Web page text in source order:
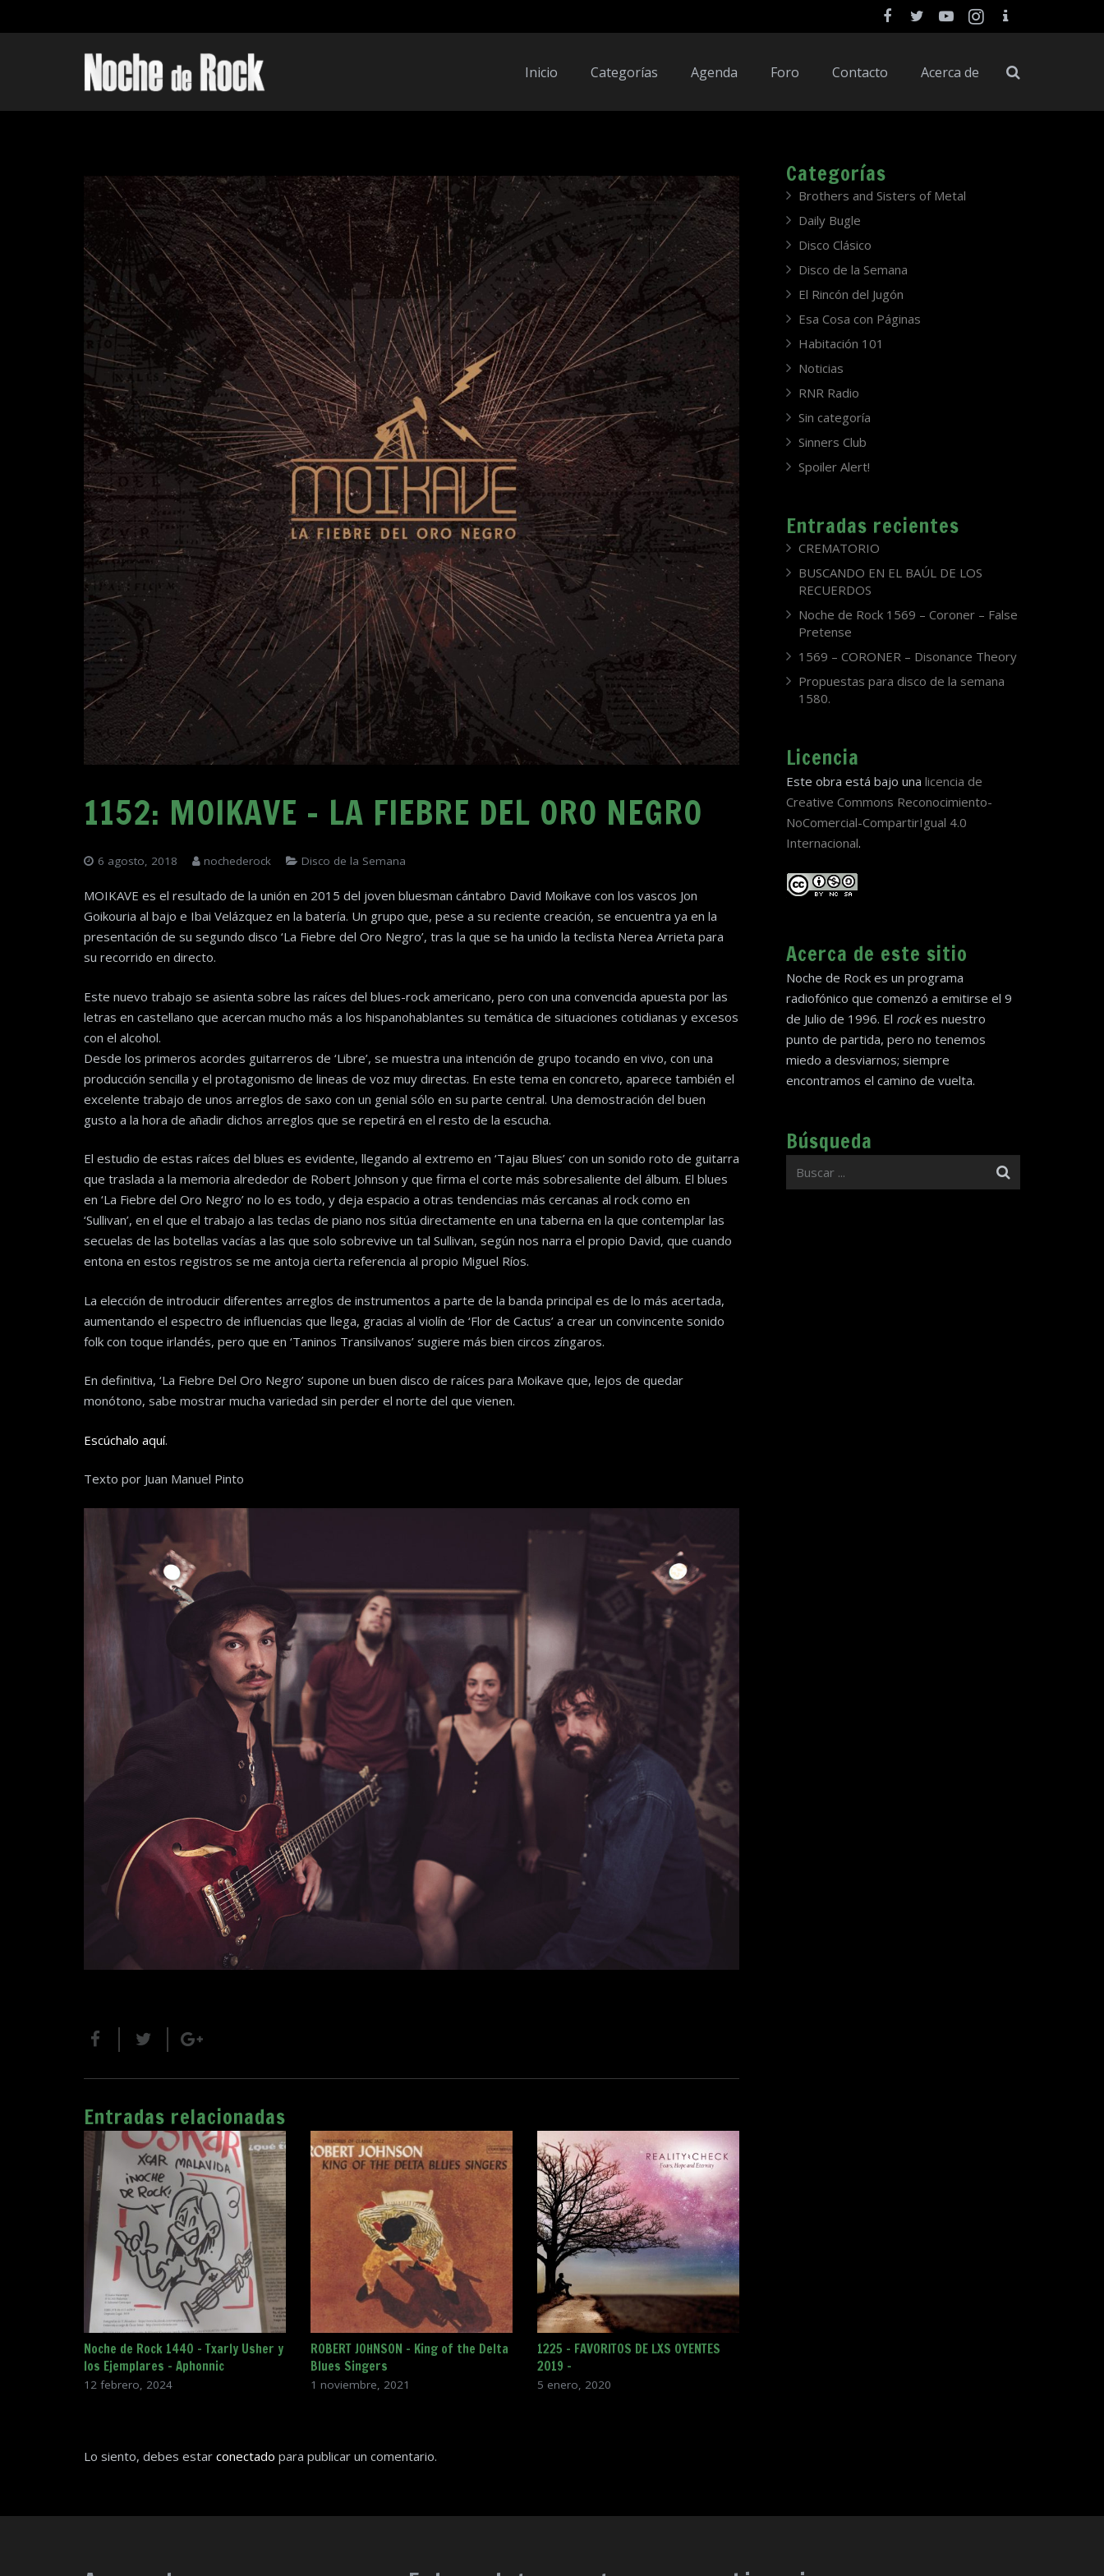
Inicio Categorías Agenda Foro Contacto Acerca de
1152: MOIKAVE – LA FIEBRE DEL ORO NEGRO
6 agosto, 2018 nochederock Disco de la Semana
MOIKAVE es el resultado de la unión en 2015 del joven bluesman cántabro David Moikave con los vascos Jon
Goikouria al bajo e Ibai Velázquez en la batería. Un grupo que, pese a su reciente creación, se encuentra ya en la
presentación de su segundo disco ‘La Fiebre del Oro Negro’, tras la que se ha unido la teclista Nerea Arrieta para
su recorrido en directo.
Este nuevo trabajo se asienta sobre las raíces del blues-rock americano, pero con una convencida apuesta por las
letras en castellano que acercan mucho más a los hispanohablantes su temática de situaciones cotidianas y excesos
con el alcohol.
Desde los primeros acordes guitarreros de ‘Libre’, se muestra una intención de grupo tocando en vivo, con una
producción sencilla y el protagonismo de lineas de voz muy directas. En este tema en concreto, aparece también el
excelente trabajo de unos arreglos de saxo con un genial sólo en su parte central. Una demostración del buen
gusto a la hora de añadir dichos arreglos que se repetirá en el resto de la escucha.
El estudio de estas raíces del blues es evidente, llegando al extremo en ‘Tajau Blues’ con un sonido roto de guitarra
que traslada a la memoria alrededor de Robert Johnson y que firma el corte más sobresaliente del álbum. El blues
en ‘La Fiebre del Oro Negro’ no lo es todo, y deja espacio a otras tendencias más cercanas al rock como en
‘Sullivan’, en el que el trabajo a las teclas de piano nos sitúa directamente en una taberna en la que contemplar las
secuelas de las botellas vacías a las que solo sobrevive un tal Sullivan, según nos narra el propio David, que cuando
entona en estos registros se me antoja cierta referencia al propio Miguel Ríos.
La elección de introducir diferentes arreglos de instrumentos a parte de la banda principal es de lo más acertada,
aumentando el espectro de influencias que llega, gracias al violín de ‘Flor de Cactus’ a crear un convincente sonido
folk con toque irlandés, pero que en ‘Taninos Transilvanos’ sugiere más bien circos zíngaros.
En definitiva, ‘La Fiebre Del Oro Negro’ supone un buen disco de raíces para Moikave que, lejos de quedar
monótono, sabe mostrar mucha variedad sin perder el norte del que vienen.
Escúchalo aquí.
Texto por Juan Manuel Pinto
Entradas relacionadas
Noche de Rock 1440 – Txarly Usher y
los Ejemplares – Aphonnic
12 febrero, 2024
ROBERT JOHNSON – King of the Delta
Blues Singers
1 noviembre, 2021
1225 – FAVORITOS DE LXS OYENTES
2019 –
5 enero, 2020
Lo siento, debes estar conectado para publicar un comentario.
Categorías
Brothers and Sisters of Metal
Daily Bugle
Disco Clásico
Disco de la Semana
El Rincón del Jugón
Esa Cosa con Páginas
Habitación 101
Noticias
RNR Radio
Sin categoría
Sinners Club
Spoiler Alert!
Entradas recientes
CREMATORIO
BUSCANDO EN EL BAÚL DE LOS
RECUERDOS
Noche de Rock 1569 – Coroner – False
Pretense
1569 – CORONER – Disonance Theory
Propuestas para disco de la semana
1580.
Licencia
Este obra está bajo una licencia de
Creative Commons Reconocimiento-
NoComercial-CompartirIgual 4.0
Internacional.
Acerca de este sitio
Noche de Rock es un programa
radiofónico que comenzó a emitirse el 9
de Julio de 1996. El rockes nuestro
punto de partida, pero no tenemos
miedo a desviarnos; siempre
encontramos el camino de vuelta.
Búsqueda